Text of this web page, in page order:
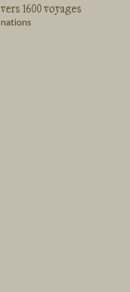
1600 voyages